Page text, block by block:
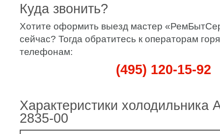
Куда звонить?
Хотите оформить выезд мастер
сейчас? Тогда обратитесь к операторам
телефонам:
(495) 120-15-92
Характеристики холодильника
2835-00